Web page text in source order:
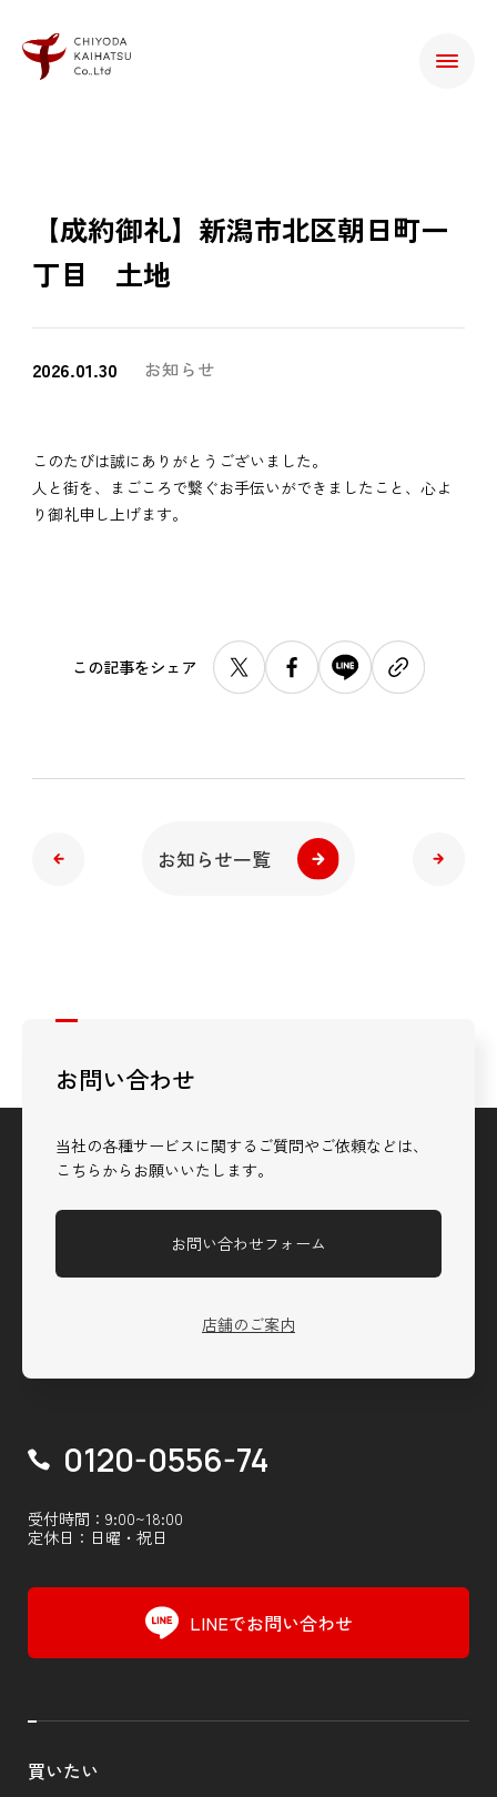
【成約御礼】新潟市北区朝日町一
丁目 土地
2026.01.30 お知らせ
このたびは誠にありがとうございました。
人と街を、まごころで繋ぐお手伝いができましたこと、心よ
り御礼申し上げます。
この記事をシェア
お知らせ一覧
お問い合わせ
当社の各種サービスに関するご質問やご依頼などは、
こちらからお願いいたします。
お問い合わせフォーム
店舗のご案内
0120-0556-74
受付時間：9:00~18:00
定休日：日曜・祝日
LINEでお問い合わせ
買いたい